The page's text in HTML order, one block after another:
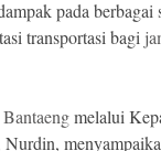
pada
transportasi bagi
Bantaengmelalui